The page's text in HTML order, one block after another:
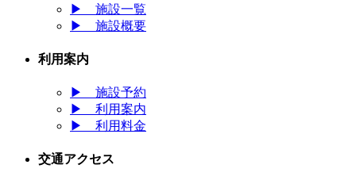
▶ 施設一覧
▶ 施設概要
利用案内
▶ 施設予約
▶ 利用案内
▶ 利用料金
交通アクセス